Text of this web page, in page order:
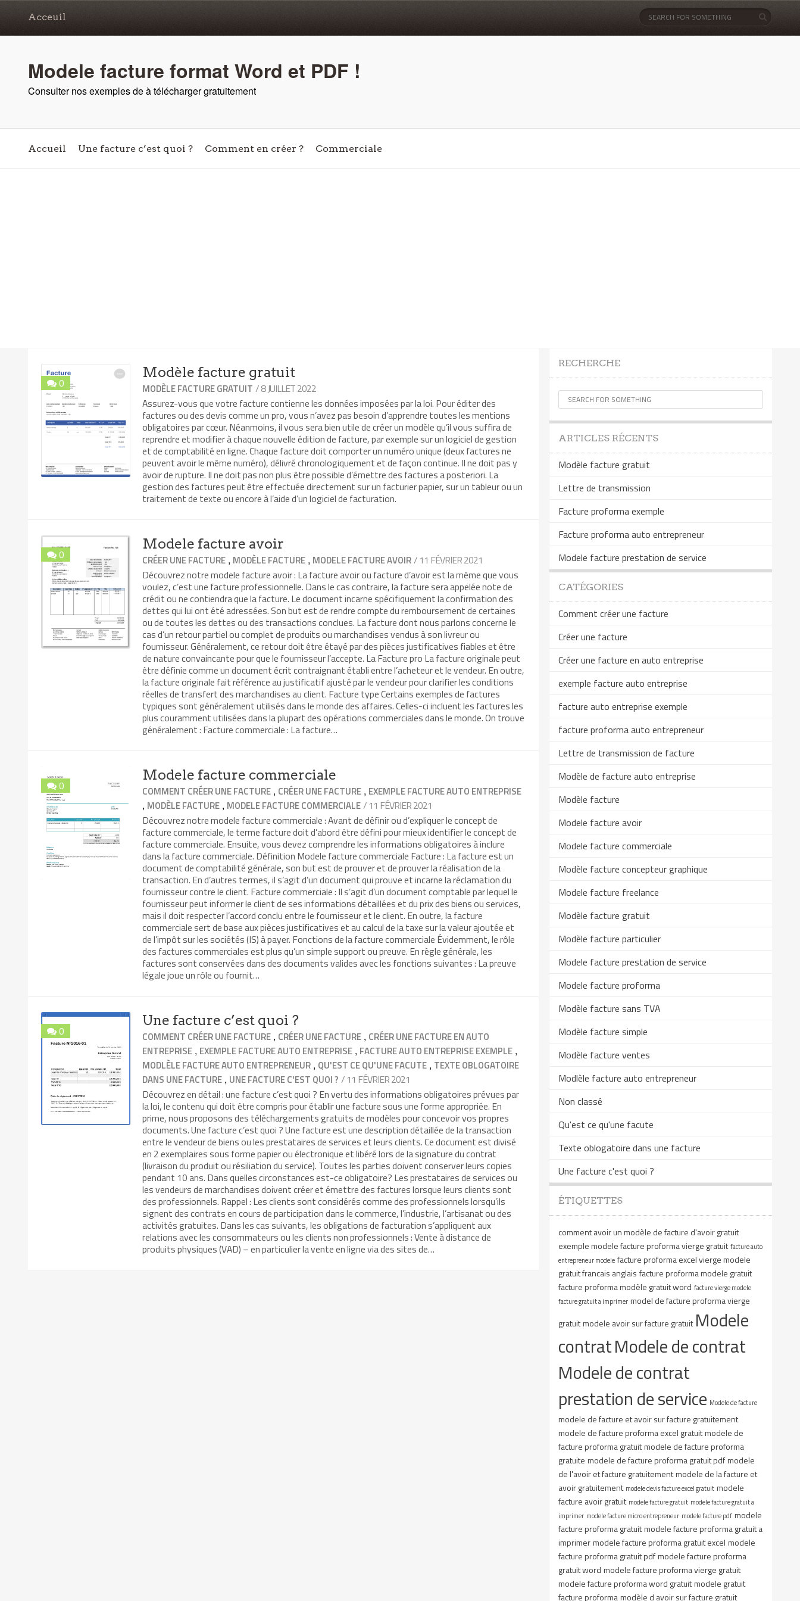
Acceuil
Modele facture format Word et PDF !
Consulter nos exemples de à télécharger gratuitement
Accueil Une facture c’est quoi ? Comment en créer ? Commerciale
0
Modèle facture gratuit
MODÈLE FACTURE GRATUIT / 8 JUILLET 2022
Assurez-vous que votre facture contienne les données imposées par la loi. Pour éditer des
factures ou des devis comme un pro, vous n’avez pas besoin d’apprendre toutes les mentions
obligatoires par cœur. Néanmoins, il vous sera bien utile de créer un modèle qu’il vous suffira de
reprendre et modifier à chaque nouvelle édition de facture, par exemple sur un logiciel de gestion
et de comptabilité en ligne. Chaque facture doit comporter un numéro unique (deux factures ne
peuvent avoir le même numéro), délivré chronologiquement et de façon continue. Il ne doit pas y
avoir de rupture. Il ne doit pas non plus être possible d’émettre des factures a posteriori. La
gestion des factures peut être effectuée directement sur un facturier papier, sur un tableur ou un
traitement de texte ou encore à l’aide d’un logiciel de facturation.
0
Modele facture avoir
CRÉER UNE FACTURE , MODÈLE FACTURE , MODELE FACTURE AVOIR/ 11 FÉVRIER 2021
Découvrez notre modele facture avoir : La facture avoir ou facture d’avoir est la même que vous
voulez, c’est une facture professionnelle. Dans le cas contraire, la facture sera appelée note de
crédit ou ne contiendra que la facture. Le document incarne spécifiquement la confirmation des
dettes qui lui ont été adressées. Son but est de rendre compte du remboursement de certaines
ou de toutes les dettes ou des transactions conclues. La facture dont nous parlons concerne le
cas d’un retour partiel ou complet de produits ou marchandises vendus à son livreur ou
fournisseur. Généralement, ce retour doit être étayé par des pièces justificatives fiables et être
de nature convaincante pour que le fournisseur l’accepte. La Facture pro La facture originale peut
être définie comme un document écrit contraignant établi entre l’acheteur et le vendeur. En outre,
la facture originale fait référence au justificatif ajusté par le vendeur pour clarifier les conditions
réelles de transfert des marchandises au client. Facture type Certains exemples de factures
typiques sont généralement utilisés dans le monde des affaires. Celles-ci incluent les factures les
plus couramment utilisées dans la plupart des opérations commerciales dans le monde. On trouve
généralement : Facture commerciale : La facture…
0
Modele facture commerciale
COMMENT CRÉER UNE FACTURE , CRÉER UNE FACTURE , EXEMPLE FACTURE AUTO ENTREPRISE
, MODÈLE FACTURE , MODELE FACTURE COMMERCIALE/ 11 FÉVRIER 2021
Découvrez notre modele facture commerciale : Avant de définir ou d’expliquer le concept de
facture commerciale, le terme facture doit d’abord être défini pour mieux identifier le concept de
facture commerciale. Ensuite, vous devez comprendre les informations obligatoires à inclure
dans la facture commerciale. Définition Modele facture commerciale Facture : La facture est un
document de comptabilité générale, son but est de prouver et de prouver la réalisation de la
transaction. En d’autres termes, il s’agit d’un document qui prouve et incarne la réclamation du
fournisseur contre le client. Facture commerciale : Il s’agit d’un document comptable par lequel le
fournisseur peut informer le client de ses informations détaillées et du prix des biens ou services,
mais il doit respecter l’accord conclu entre le fournisseur et le client. En outre, la facture
commerciale sert de base aux pièces justificatives et au calcul de la taxe sur la valeur ajoutée et
de l’impôt sur les sociétés (IS) à payer. Fonctions de la facture commerciale Évidemment, le rôle
des factures commerciales est plus qu’un simple support ou preuve. En règle générale, les
factures sont conservées dans des documents valides avec les fonctions suivantes : La preuve
légale joue un rôle ou fournit…
0
Une facture c’est quoi ?
COMMENT CRÉER UNE FACTURE , CRÉER UNE FACTURE , CRÉER UNE FACTURE EN AUTO
ENTREPRISE , EXEMPLE FACTURE AUTO ENTREPRISE , FACTURE AUTO ENTREPRISE EXEMPLE ,
MODLÈLE FACTURE AUTO ENTREPRENEUR , QU'EST CE QU'UNE FACUTE , TEXTE OBLOGATOIRE
DANS UNE FACTURE , UNE FACTURE C'EST QUOI ? / 11 FÉVRIER 2021
Découvrez en détail : une facture c’est quoi ? En vertu des informations obligatoires prévues par
la loi, le contenu qui doit être compris pour établir une facture sous une forme appropriée. En
prime, nous proposons des téléchargements gratuits de modèles pour concevoir vos propres
documents. Une facture c’est quoi ? Une facture est une description détaillée de la transaction
entre le vendeur de biens ou les prestataires de services et leurs clients. Ce document est divisé
en 2 exemplaires sous forme papier ou électronique et libéré lors de la signature du contrat
(livraison du produit ou résiliation du service). Toutes les parties doivent conserver leurs copies
pendant 10 ans. Dans quelles circonstances est-ce obligatoire? Les prestataires de services ou
les vendeurs de marchandises doivent créer et émettre des factures lorsque leurs clients sont
des professionnels. Rappel : Les clients sont considérés comme des professionnels lorsqu’ils
signent des contrats en cours de participation dans le commerce, l’industrie, l’artisanat ou des
activités gratuites. Dans les cas suivants, les obligations de facturation s’appliquent aux
relations avec les consommateurs ou les clients non professionnels : Vente à distance de
produits physiques (VAD) – en particulier la vente en ligne via des sites de…
RECHERCHE
ARTICLES RÉCENTS
Modèle facture gratuit
Lettre de transmission
Facture proforma exemple
Facture proforma auto entrepreneur
Modele facture prestation de service
CATÉGORIES
Comment créer une facture
Créer une facture
Créer une facture en auto entreprise
exemple facture auto entreprise
facture auto entreprise exemple
facture proforma auto entrepreneur
Lettre de transmission de facture
Modèle de facture auto entreprise
Modèle facture
Modele facture avoir
Modele facture commerciale
Modèle facture concepteur graphique
Modele facture freelance
Modèle facture gratuit
Modèle facture particulier
Modele facture prestation de service
Modele facture proforma
Modèle facture sans TVA
Modèle facture simple
Modèle facture ventes
Modlèle facture auto entrepreneur
Non classé
Qu'est ce qu'une facute
Texte oblogatoire dans une facture
Une facture c'est quoi ?
ÉTIQUETTES
comment avoir un modèle de facture d'avoir gratuit
exemple modele facture proforma vierge gratuit facture auto
entrepreneur modele facture proforma excel vierge modele
gratuit francais anglais facture proforma modele gratuit
facture proforma modèle gratuit word facture vierge modele
facture gratuit a imprimer model de facture proforma vierge
gratuitmodele avoir sur facture gratuit Modele
contratModele de contrat
Modele de contrat
prestation de service Modele de facture
modele de facture et avoir sur facture gratuitement
modele de facture proforma excel gratuitmodele de
facture proforma gratuitmodele de facture proforma
gratuite modele de facture proforma gratuit pdfmodele
de l'avoir et facture gratuitementmodele de la facture et
avoir gratuitement modele devis facture excel gratuit modele
facture avoir gratuit modele facture gratuit modele facture gratuit a
imprimer modele facture micro entrepreneur modele facture pdf modele
facture proforma gratuitmodele facture proforma gratuit a
imprimermodele facture proforma gratuit excel modele
facture proforma gratuit pdfmodele facture proforma
gratuit word modele facture proforma vierge gratuit
modele facture proforma word gratuitmodele gratuit
facture proformamodèle d avoir sur facture gratuit